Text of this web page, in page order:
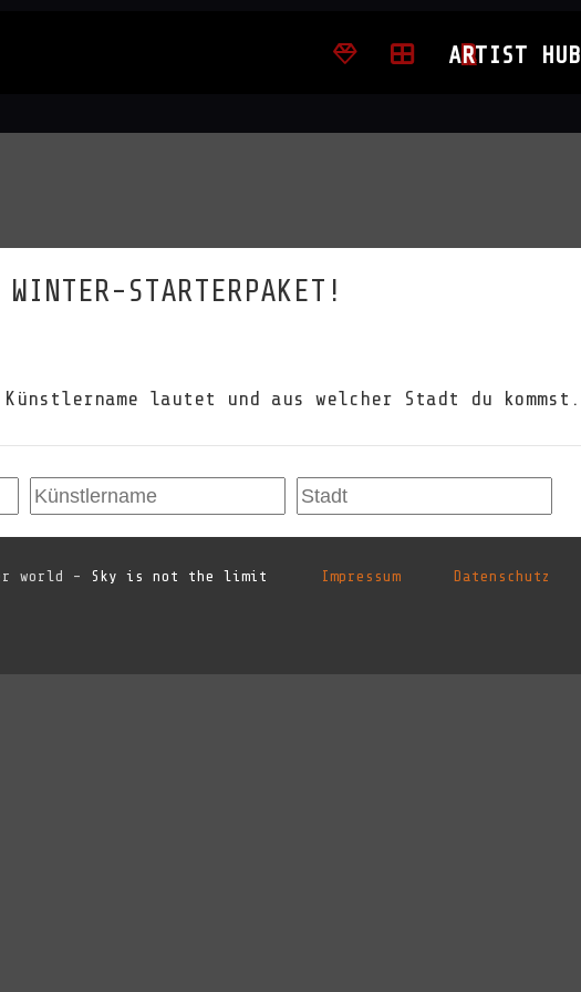
ARTIST HUB
STARTERPAKET!
lautet und aus welcher Stadt du kommst.
world - Sky is not the limit Impressum Datenschutz